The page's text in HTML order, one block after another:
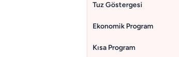
Tuz Göstergesi
Ekonomik Program
Kısa Program